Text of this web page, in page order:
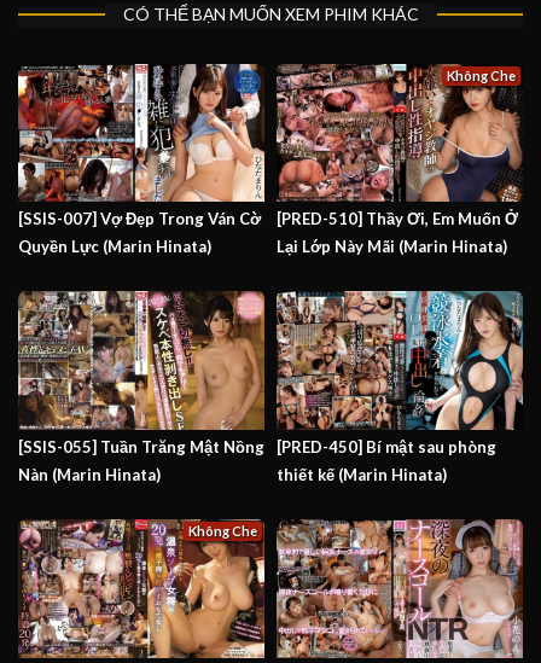
CÓ THỂ BẠN MUỐN XEM PHIM KHÁC
[SSIS-007] Vợ Đẹp Trong Ván Cờ
Quyền Lực (Marin Hinata)
[PRED-510] Thầy Ơi, Em Muốn Ở
Lại Lớp Này Mãi (Marin Hinata)
Không Che
[SSIS-055] Tuần Trăng Mật Nồng
Nàn (Marin Hinata)
[PRED-450] Bí mật sau phòng
thiết kế (Marin Hinata)
Không Che